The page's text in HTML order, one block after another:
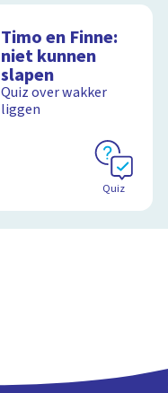
Timo en Finne:
niet kunnen
slapen
Quiz over wakker
liggen
Quiz